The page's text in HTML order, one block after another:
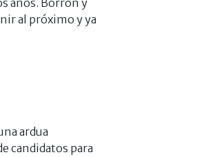
años. Borrón y
al próximo y ya
ardua
candidatos para